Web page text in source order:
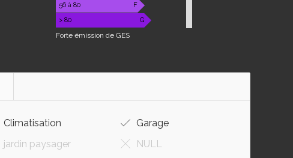
56 à 80
F
> 80
G
Forte émission de GES
Climatisation
Garage
jardin paysager
NULL